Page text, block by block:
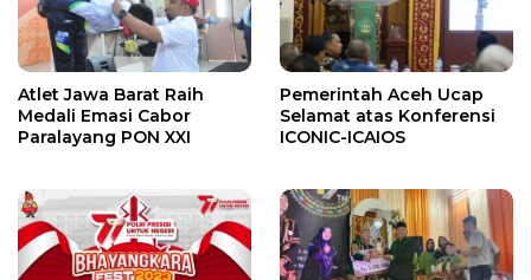
Atlet Jawa Barat Raih
Medali Emasi Cabor
Paralayang PON XXI
Pemerintah Aceh Ucap
Selamat atas Konferensi
ICONIC-ICAIOS